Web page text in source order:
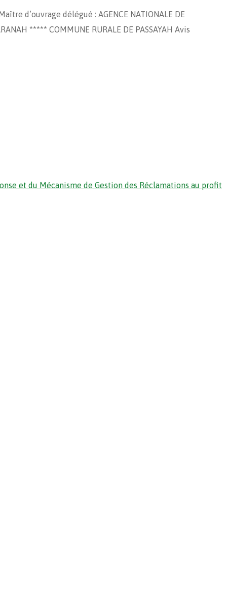
d’ouvrage délégué : AGENCE NATIONALE DE
***** COMMUNE RURALE DE PASSAYAH Avis
et du Mécanisme de Gestion des Réclamations au profit